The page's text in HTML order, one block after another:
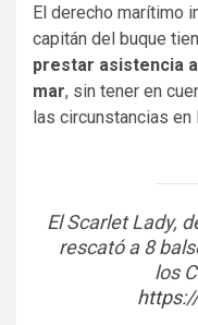
El derecho marítimo
capitán del buque
prestar asistencia
mar, sin tener en
las circunstancias en
El Scarlet Lady,
rescató a 8
los